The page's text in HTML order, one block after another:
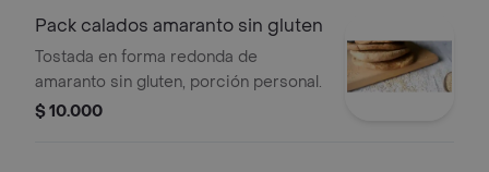
Pack calados amaranto sin gluten
Tostada en forma redonda de
amaranto sin gluten, porción personal.
$ 10.000